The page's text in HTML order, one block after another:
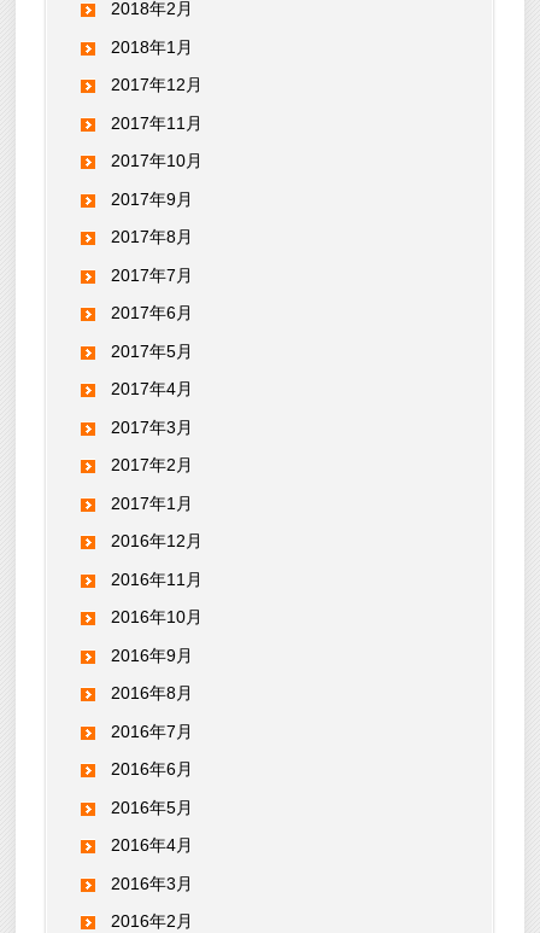
2018年2月
2018年1月
2017年12月
2017年11月
2017年10月
2017年9月
2017年8月
2017年7月
2017年6月
2017年5月
2017年4月
2017年3月
2017年2月
2017年1月
2016年12月
2016年11月
2016年10月
2016年9月
2016年8月
2016年7月
2016年6月
2016年5月
2016年4月
2016年3月
2016年2月